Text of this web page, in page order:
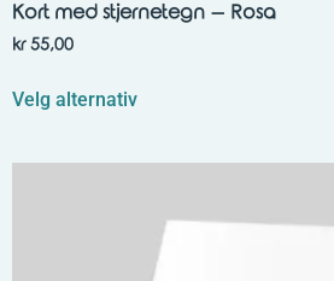
Kort med stjernetegn – Rosa
kr55,00
Velg alternativ